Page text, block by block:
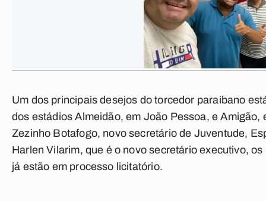
Um dos principais desejos do torcedor paraibano
dos estádios Almeidão, em João Pessoa, e
Zezinho Botafogo, novo secretário de Juventude,
Harlen Vilarim, que é o novo secretário executivo,
já estão em processo licitatório.